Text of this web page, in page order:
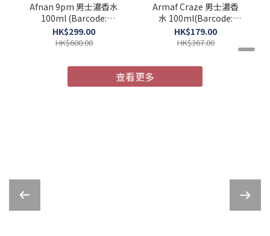
Afnan 9pm 男士濃香水
100ml (Barcode:
6290171002338)
HK$299.00
HK$600.00
Armaf Craze 男士濃香
水 100ml(Barcode:
6085010093987)
HK$179.00
HK$367.00
查看更多